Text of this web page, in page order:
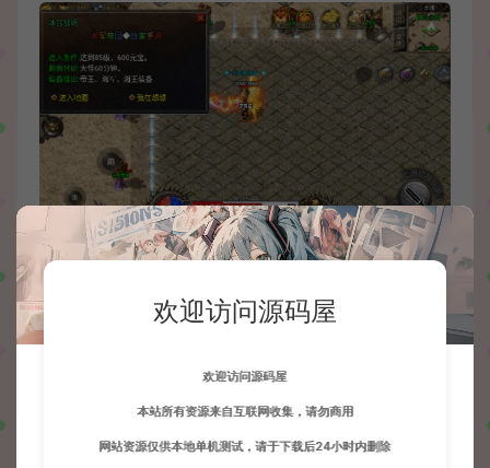
欢迎访问源码屋
欢迎访问源码屋
本站所有资源来自互联网收集，请勿商用
网站资源仅供本地单机测试，请于下载后24小时内删除